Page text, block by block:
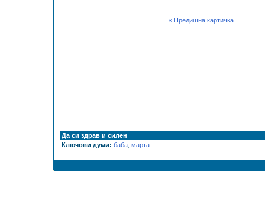
« Предишна картичка
Да си здрав и силен
Ключови думи: баба марта